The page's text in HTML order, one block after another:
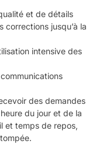
et de détails
corrections jusqu’à la
intensive des
des demandes
du jour et de la
et temps de repos,